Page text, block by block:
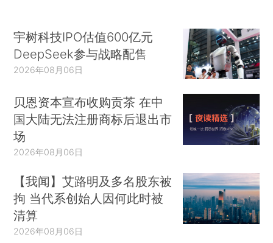
宇树科技IPO估值600亿元
DeepSeek参与战略配售
2026年08月06日
贝恩资本宣布收购贡茶 在中
国大陆无法注册商标后退出市
场
2026年08月06日
【我闻】艾路明及多名股东被
拘 当代系创始人因何此时被
清算
2026年08月06日